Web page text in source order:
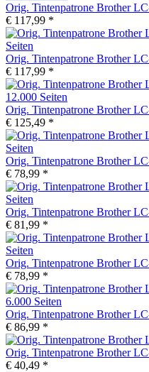
Orig. Tintenpatrone Brother
€ 117,99 *
Orig. Tintenpatrone Brother
€ 117,99 *
Orig. Tintenpatrone Brother
€ 125,49 *
Orig. Tintenpatrone Brother
€ 78,99 *
Orig. Tintenpatrone Brother
€ 81,99 *
Orig. Tintenpatrone Brother
€ 78,99 *
Orig. Tintenpatrone Brother
€ 86,99 *
Orig. Tintenpatrone Brother
€ 40,49 *